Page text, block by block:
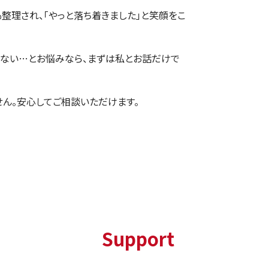
理され、「やっと落ち着きました」と笑顔をこ
い…とお悩みなら、まずは私とお話だけで
。安心してご相談いただけます。
Support